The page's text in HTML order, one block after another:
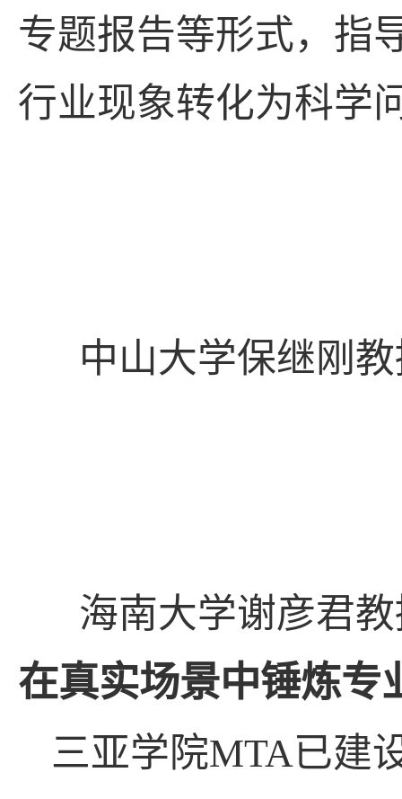
专题报告等形式，指
行业现象转化为科学
中山大学保继刚
海南大学谢彦君
在真实场景中锤炼专
三亚学院MTA已建